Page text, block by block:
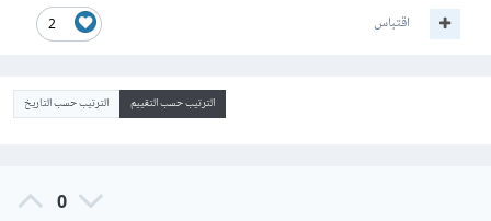
2 اقتباس
الترتيب حسب التقييم الترتيب حسب التاريخ
0